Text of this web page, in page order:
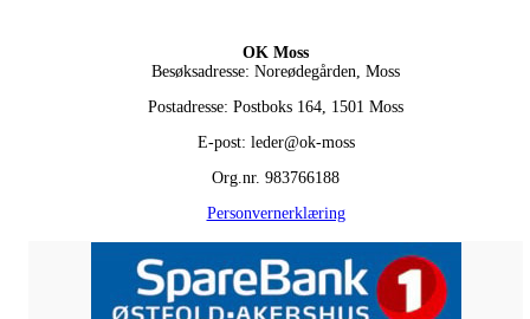
OK Moss
Besøksadresse: Noreødegården, Moss
Postadresse: Postboks 164, 1501 Moss
E-post: leder@ok-moss
Org.nr. 983766188
Personvernerklæring